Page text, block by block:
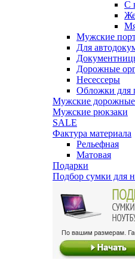
С
Мужские
Для
Дорожные
Несессеры
Обложки для
Мужские
Мужские рюкзаки
SALE
Фактура материала
Рельефная
Матовая
Подарки
Подбор сумки для